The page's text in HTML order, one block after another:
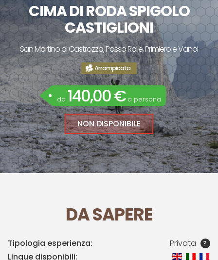
CIMA DI RODA SPIGOLO
CASTIGLIONI
San Martino di Castrozza, Passo Rolle, Primiero e Vanoi
Arrampicata
da 140,00 € a persona
NON DISPONIBILE
DA SAPERE
Tipologia esperienza: Privata ?
Lingue disponibili: